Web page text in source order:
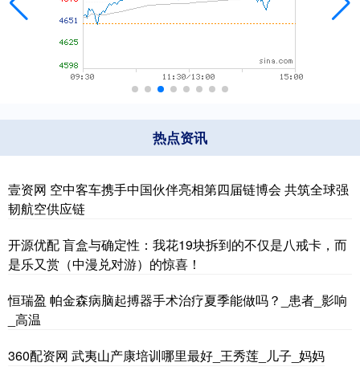
热点资讯
壹资网 空中客车携手中国伙伴亮相第四届链博会 共筑全球强
韧航空供应链
开源优配 盲盒与确定性：我花19块拆到的不仅是八戒卡，而
是乐又赏（中漫兑对游）的惊喜！
恒瑞盈 帕金森病脑起搏器手术治疗夏季能做吗？_患者_影响
_高温
360配资网 武夷山产康培训哪里最好_王秀莲_儿子_妈妈